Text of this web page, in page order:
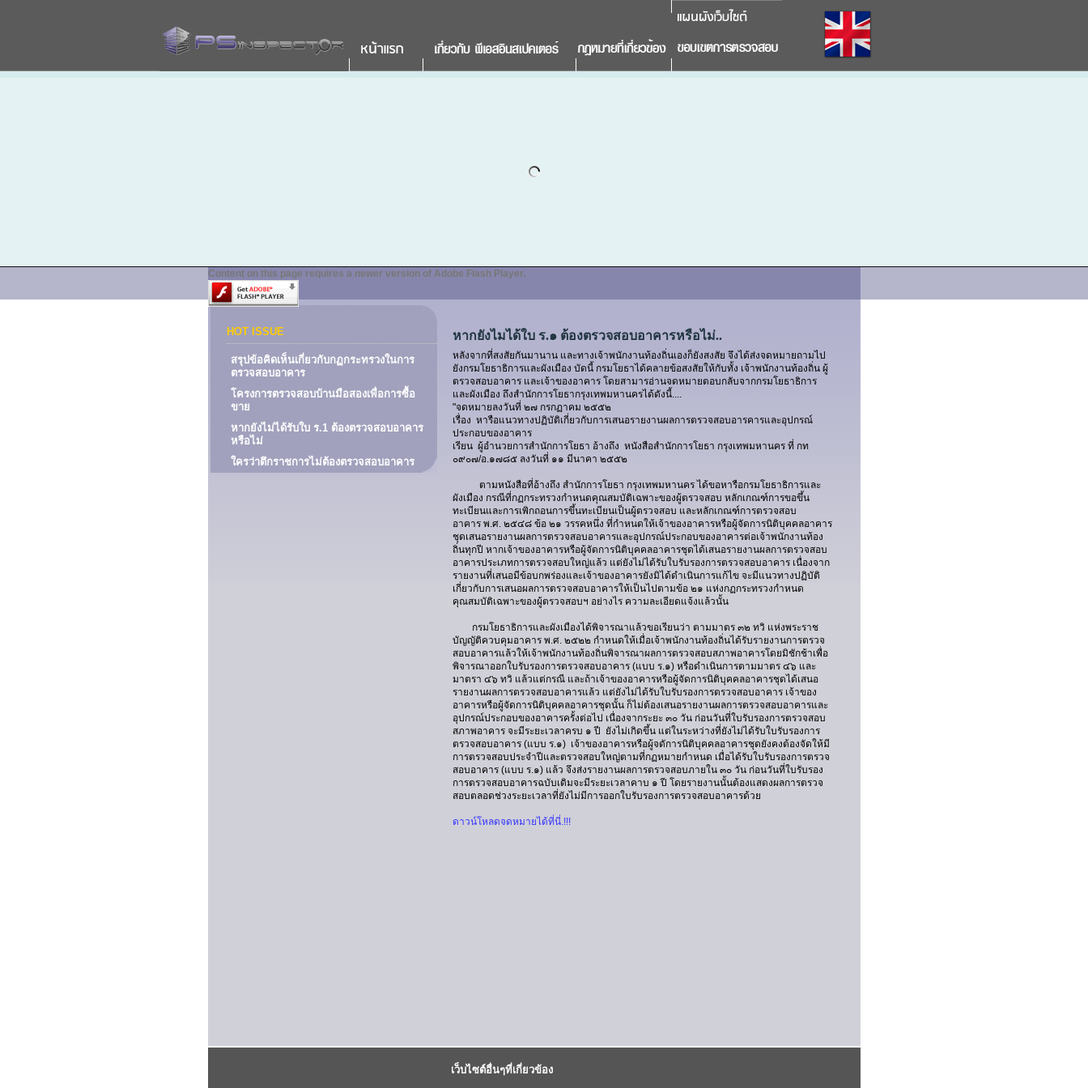
Content on this page requires a newer version of Adobe Flash Player.
HOT ISSUE
สรุปข้อคิดเห็นเกี่ยวกับกฏกระทรวงในการ
ตรวจสอบอาคาร
โครงการตรวจสอบบ้านมือสองเพื่อการซื้อ
ขาย
หากยังไม่ได้รับใบ ร.1 ต้องตรวจสอบอาคาร
หรือไม่
ใครว่าตึกราชการไม่ต้องตรวจสอบอาคาร
หากยังไมได้ใบ ร.๑ ต้องตรวจสอบอาคารหรือไม่..
หลังจากที่สงสัยกันมานาน และทางเจ้าพนักงานท้องถิ่นเองก็ยังสงสัย จึงได้ส่งจดหมายถามไป
ยังกรมโยธาธิการและผังเมือง บัดนี้ กรมโยธาได้คลายข้อสงสัยให้กับทั้ง เจ้าพนักงานท้องถิ่น ผู้
ตรวจสอบอาคาร และเจ้าของอาคาร โดยสามารอ่านจดหมายตอบกลับจากกรมโยธาธิการ
และผังเมือง ถึงสำนักการโยธากรุงเทพมหานครได้ดังนี้....
"จดหมายลงวันที่ ๒๗ กรกฏาคม ๒๕๕๒
เรื่อง หารือแนวทางปฏิบัติเกี่ยวกับการเสนอรายงานผลการตรวจสอบอารคารและอุปกรณ์
ประกอบของอาคาร
เรียน ผู้อำนวยการสำนักการโยธา อ้างถึง หนังสือสำนักการโยธา กรุงเทพมหานคร ที่ กท
๐๙๐๗/อ.๑๗๘๕ ลงวันที่ ๑๑ มีนาคา ๒๕๕๒
ตามหนังสือที่อ้างถึง สำนักการโยธา กรุงเทพมหานคร ได้ขอหารือกรมโยธาธิการและ
ผังเมือง กรณีที่กฏกระทรวงกำหนดคุณสมบัติเฉพาะของผู้ตรวจสอบ หลักเกณฑ์การขอขึ้น
ทะเบียนและการเพิกถอนการขึ้นทะเบียนเป็นผู้ตรวจสอบ และหลักเกณฑ์การตรวจสอบ
อาคาร พ.ศ. ๒๕๔๘ ข้อ ๒๑ วรรคหนึ่ง ที่กำหนดให้เจ้าของอาคารหรือผู้จัดการนิติบุคคลอาคาร
ชุดเสนอรายงานผลการตรวจสอบอาคารและอุปกรณ์ประกอบของอาคารต่อเจ้าพนักงานท้อง
ถิ่นทุกปี หากเจ้าของอาคารหรือผู้จัดการนิติบุคคลอาคารชุดได้เสนอรายงานผลการตรวจสอบ
อาคารประเภทการตรวจสอบใหญ่แล้ว แต่ยังไม่ได้รับใบรับรองการตรวจสอบอาคาร เนื่องจาก
รายงานที่เสนอมีข้อบกพร่องและเจ้าของอาคารยังมิได้ดำเนินการแก้ไข จะมีแนวทางปฏิบัติ
เกี่ยวกับการเสนอผลการตรวจสอบอาคารให้เป็นไปตามข้อ ๒๑ แห่งกฏกระทรวงกำหนด
คุณสมบัติเฉพาะของผู้ตรวจสอบฯ อย่างไร ความละเอียดแจ้งแล้วนั้น
กรมโยธาธิการและผังเมืองได้พิจารณาแล้วขอเรียนว่า ตามมาตร ๓๒ ทวิ แห่งพระราช
บัญญัติควบคุมอาคาร พ.ศ. ๒๕๒๒ กำหนดให้เมื่อเจ้าพนักงานท้องถิ่นได้รับรายงานการตรวจ
สอบอาคารแล้วให้เจ้าพนักงานท้องถิ่นพิจารณาผลการตรวจสอบสภาพอาคารโดยมิชักช้าเพื่อ
พิจารณาออกใบรับรองการตรวจสอบอาคาร (แบบ ร.๑) หรือดำเนินการตามมาตร ๔๖ และ
มาตรา ๔๖ ทวิ แล้วแต่กรณี และถ้าเจ้าของอาคารหรือผู้จัดการนิติบุคคลอาคารชุดได้เสนอ
รายงานผลการตรวจสอบอาคารแล้ว แต่ยังไม่ได้รับใบรับรองการตรวจสอบอาคาร เจ้าของ
อาคารหรือผู้จัดการนิติบุคคลอาคารชุดนั้น ก็ไม่ต้องเสนอรายงานผลการตรวจสอบอาคารและ
อุปกรณ์ประกอบของอาคารครั้งต่อไป เนื่องจากระยะ ๓๐ วัน ก่อนวันที่ใบรับรองการตรวจสอบ
สภาพอาคาร จะมีระยะเวลาครบ ๑ ปี ยังไม่เกิดขึ้น แต่ในระหว่างที่ยังไม่ได้รับใบรับรองการ
ตรวจสอบอาคาร (แบบ ร.๑) เจ้าของอาคารหรือผู้จดัการนิติบุคคลอาคารชุดยังคงต้องจัดให้มี
การตรวจสอบประจำปีและตรวจสอบใหญ่ตามที่กฏหมายกำหนด เมื่อได้รับใบรับรองการตรวจ
สอบอาคาร (แบบ ร.๑) แล้ว จึงส่งรายงานผลการตรวจสอบภายใน ๓๐ วัน ก่อนวันที่ใบรับรอง
การตรวจสอบอาคารฉบับเดิมจะมีระยะเวลาคาบ ๑ ปี โดยรายงานนั้นต้องแสดงผลการตรวจ
สอบตลอดช่วงระยะเวลาที่ยังไม่มีการออกใบรับรองการตรวจสอบอาคารด้วย
ดาวน์โหลดจดหมายได้ที่นี่.!!!
เว็บไซต์อื่นๆที่เกี่ยวข้อง